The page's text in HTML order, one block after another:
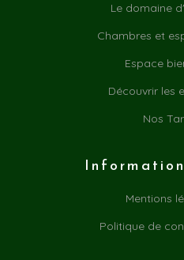
Le domaine
Chambres et
Espace
Découvrir les
Nos
Mentions
Politique de